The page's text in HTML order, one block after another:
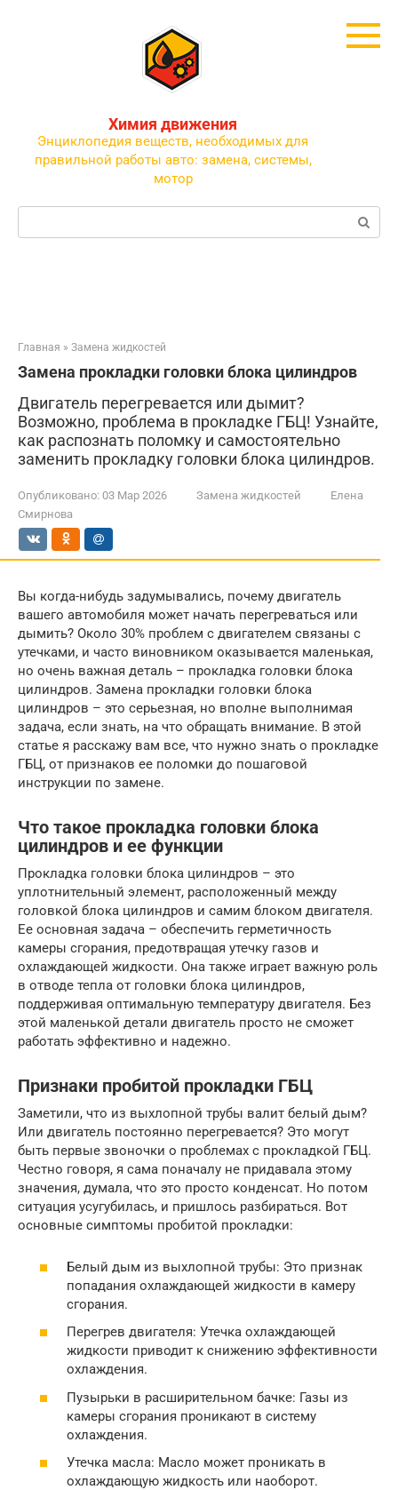
Химия движения
Энциклопедия веществ, необходимых для
правильной работы авто: замена, системы,
мотор
Поиск:
Главная » Замена жидкостей
Замена прокладки головки блока цилиндров
Двигатель перегревается или дымит?
Возможно, проблема в прокладке ГБЦ! Узнайте,
как распознать поломку и самостоятельно
заменить прокладку головки блока цилиндров.
Опубликовано: 03 Мар 2026 Замена жидкостей
Елена
Смирнова
Вы когда-нибудь задумывались, почему двигатель
вашего автомобиля может начать перегреваться или
дымить? Около 30% проблем с двигателем связаны с
утечками, и часто виновником оказывается маленькая,
но очень важная деталь – прокладка головки блока
цилиндров. Замена прокладки головки блока
цилиндров – это серьезная, но вполне выполнимая
задача, если знать, на что обращать внимание. В этой
статье я расскажу вам все, что нужно знать о прокладке
ГБЦ, от признаков ее поломки до пошаговой
инструкции по замене.
Что такое прокладка головки блока
цилиндров и ее функции
Прокладка головки блока цилиндров – это
уплотнительный элемент, расположенный между
головкой блока цилиндров и самим блоком двигателя.
Ее основная задача – обеспечить герметичность
камеры сгорания, предотвращая утечку газов и
охлаждающей жидкости. Она также играет важную роль
в отводе тепла от головки блока цилиндров,
поддерживая оптимальную температуру двигателя. Без
этой маленькой детали двигатель просто не сможет
работать эффективно и надежно.
Признаки пробитой прокладки ГБЦ
Заметили, что из выхлопной трубы валит белый дым?
Или двигатель постоянно перегревается? Это могут
быть первые звоночки о проблемах с прокладкой ГБЦ.
Честно говоря, я сама поначалу не придавала этому
значения, думала, что это просто конденсат. Но потом
ситуация усугубилась, и пришлось разбираться. Вот
основные симптомы пробитой прокладки:
Белый дым из выхлопной трубы: Это признак
попадания охлаждающей жидкости в камеру
сгорания.
Перегрев двигателя: Утечка охлаждающей
жидкости приводит к снижению эффективности
охлаждения.
Пузырьки в расширительном бачке: Газы из
камеры сгорания проникают в систему
охлаждения.
Утечка масла: Масло может проникать в
охлаждающую жидкость или наоборот.